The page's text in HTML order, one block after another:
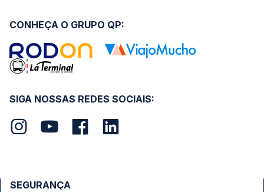
SIGA NOSSAS REDES SOCIAIS:
CONHEÇA O GRUPO QP:
SEGURANÇA